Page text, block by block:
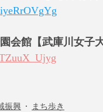
会館【武庫川女子
振興 まち歩き